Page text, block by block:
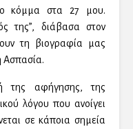
κόμμα στα 27 μου.
της”, διάβασα στον
τη βιογραφία μας
Ασπασία.
της αφήγησης, της
λόγου που ανοίγει
σε κάποια σημεία